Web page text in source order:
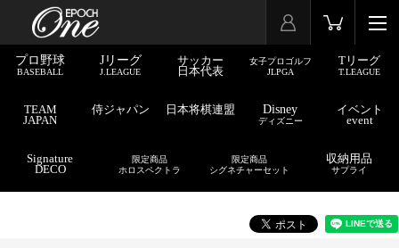
プロ野球
BASEBALL
Jリーグ
J.LEAGUE
サッカー
日本代表
女子プロゴルフ
JLPGA
Tリーグ
T.LEAGUE
TEAM
JAPAN
侍ジャパン 日本将棋連盟 Disney
ディズニー
イベント
event
Signature
DECO
限定商品
ホロスペクトラ
限定商品
シグネチャーセット
収納用品
サプライ